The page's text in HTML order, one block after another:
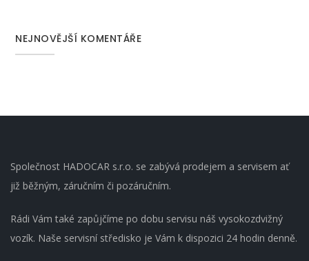
NEJNOVĚJŠÍ KOMENTÁŘE
Společnost HADOCAR s.r.o. se zabývá prodejem a servisem ať
již běžným, záručním či pozáručním.
Rádi Vám také zapůjčíme po dobu servisu náš vysokozdvižný
vozík. Naše servisní středisko je Vám k dispozici 24 hodin denně.